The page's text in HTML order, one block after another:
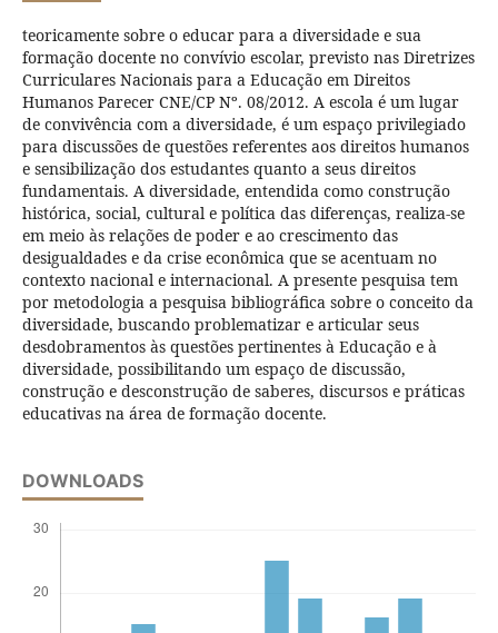
teoricamente sobre o educar para a diversidade e sua
formação docente no convívio escolar, previsto nas Diretrizes
Curriculares Nacionais para a Educação em Direitos
Humanos Parecer CNE/CP Nº. 08/2012. A escola é um lugar
de convivência com a diversidade, é um espaço privilegiado
para discussões de questões referentes aos direitos humanos
e sensibilização dos estudantes quanto a seus direitos
fundamentais. A diversidade, entendida como construção
histórica, social, cultural e política das diferenças, realiza-se
em meio às relações de poder e ao crescimento das
desigualdades e da crise econômica que se acentuam no
contexto nacional e internacional. A presente pesquisa tem
por metodologia a pesquisa bibliográfica sobre o conceito da
diversidade, buscando problematizar e articular seus
desdobramentos às questões pertinentes à Educação e à
diversidade, possibilitando um espaço de discussão,
construção e desconstrução de saberes, discursos e práticas
educativas na área de formação docente.
DOWNLOADS